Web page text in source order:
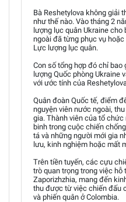
Bà Reshetylova không giải
như thế nào. Vào tháng 2
lượng lục quân Ukraine
ngoài đã từng phục vụ
Lực lượng lục quân.
Con số tổng hợp đó chỉ
lượng Quốc phòng Ukraine
với ước tính của
Quân đoàn Quốc tế, điểm
nguyện viên nước ngoài,
gia. Thành viên của tổ
binh trong cuộc chiến
tá và những người mới gia
lưu, kinh nghiệm hoặc mất
Trên tiền tuyến, các cựu
trò quan trọng trong việc
Zaporizhzhia, mang đến
thu được từ việc chiến đấu
và phiến quân ở Colombia.